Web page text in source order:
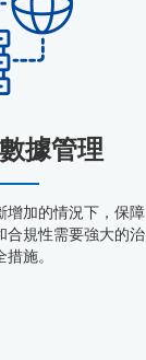
據管理
增加的情況下，保障
合規性需要強大的治
施。